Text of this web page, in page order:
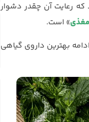
رعایت آن چقدر دشوار
» است.
بهترین داروی گیاهی